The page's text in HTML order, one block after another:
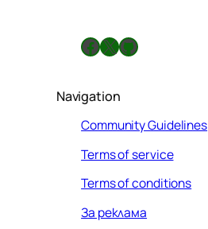
Facebook X GitHub
Navigation
Community Guidelines
Terms of service
Terms of conditions
За реклама